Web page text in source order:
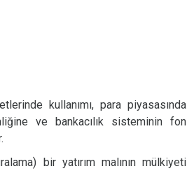
kullanımı, para piyasasında
ve bankacılık sisteminin fon
bir yatırım malının mülkiyeti